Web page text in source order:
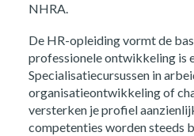
NHRA.
De HR-opleiding vormt de
professionele ontwikkeling is
Specialisatiecursussen in
organisatieontwikkeling of
versterken je profiel
competenties worden steeds